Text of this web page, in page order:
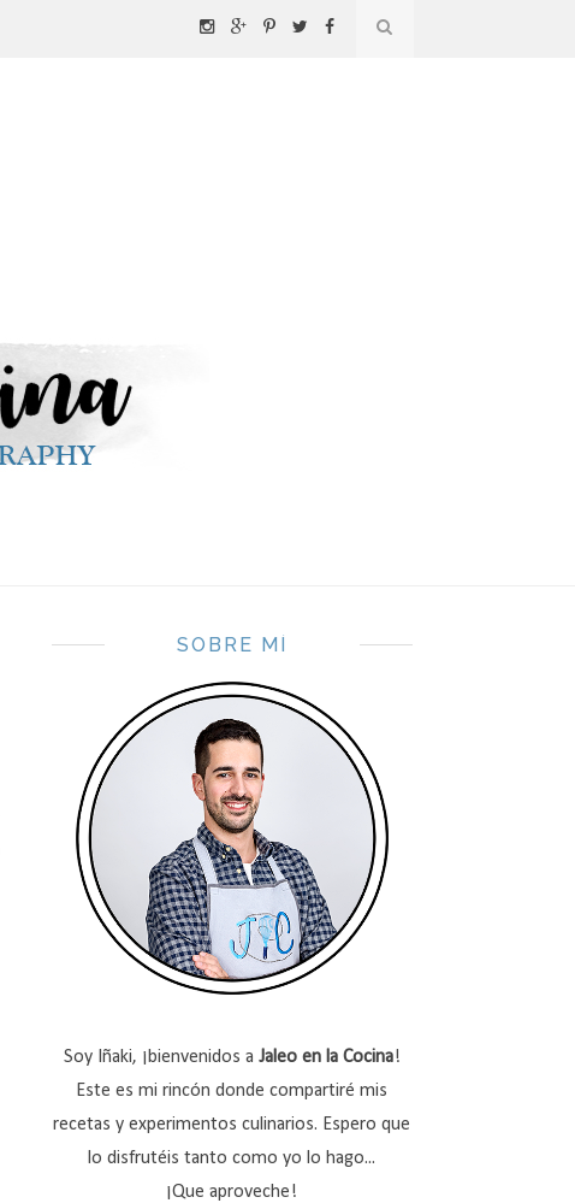
SOBRE MÍ
Soy Iñaki, ¡bienvenidos a Jaleo en la Cocina!
Este es mi rincón donde compartiré mis
recetas y experimentos culinarios. Espero que
lo disfrutéis tanto como yo lo hago...
¡Que aproveche!